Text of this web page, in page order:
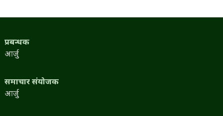
प्रबन्धक
आर्जु
समाचार संयोजक
आर्जु